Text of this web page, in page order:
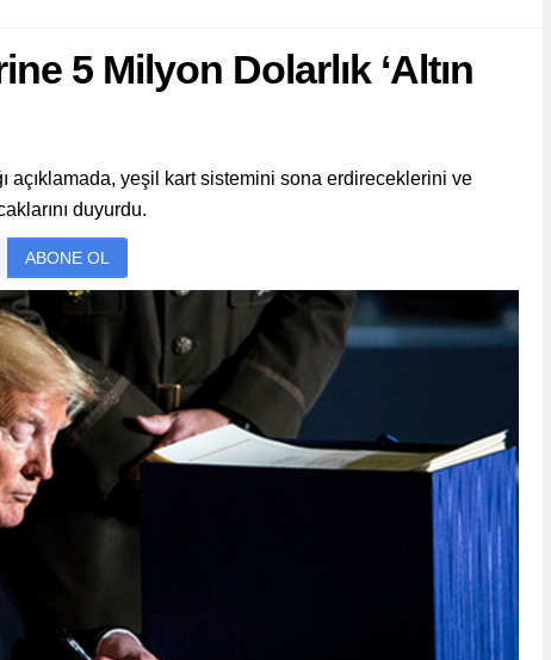
5 Milyon Dolarlık ‘Altın
açıklamada, yeşil kart sistemini sona erdireceklerini ve
duyurdu.
ABONE OL